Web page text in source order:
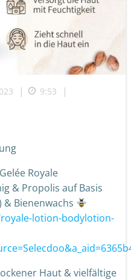
| 9:53 |
Royale
& Propolis auf Basis
Bienenwachs
lotion-bodylotion-
Haut & vielfältige